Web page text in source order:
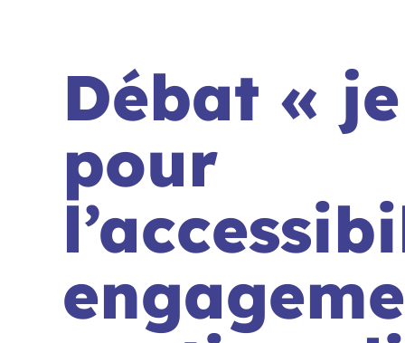
Débat «
pour